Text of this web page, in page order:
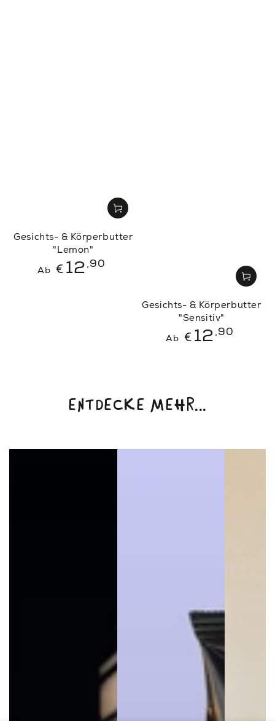
Gesichts- & Körperbutter
"Lemon"
Regulärer
Preis
Ab € 12 ,90
Gesichts- & Körperbutter
"Sensitiv"
Regulärer
Preis
Ab € 12 ,90
ENTDECKE MEHR...